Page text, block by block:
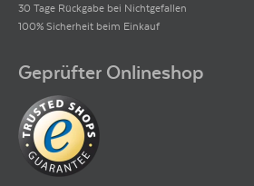
30 Tage Rückgabe bei Nichtgefallen
100% Sicherheit beim Einkauf
Geprüfter Onlineshop